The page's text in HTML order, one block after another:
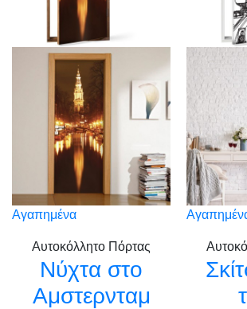
Αγαπημένα
Αυτοκόλλητο Πόρτας
Νύχτα στο
Αμστερνταμ